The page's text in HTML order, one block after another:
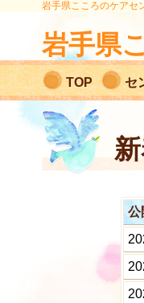
岩手県こころのケアセ
岩手県
TOP セ
職員専用ペー
公